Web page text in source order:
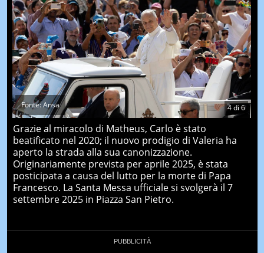
4di6
Fonte: Ansa
Grazie al miracolo di Matheus, Carlo è stato
beatificato nel 2020; il nuovo prodigio di Valeria ha
aperto la strada alla sua canonizzazione.
Originariamente prevista per aprile 2025, è stata
posticipata a causa del lutto per la morte di Papa
Francesco. La Santa Messa ufficiale si svolgerà il 7
settembre 2025 in Piazza San Pietro.